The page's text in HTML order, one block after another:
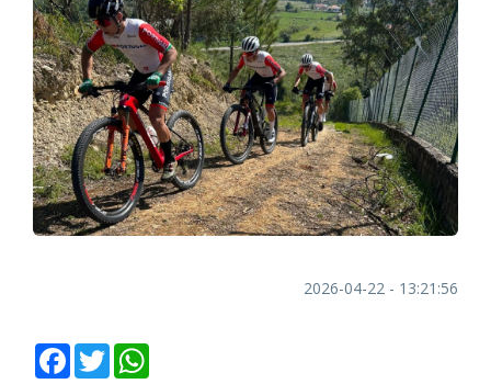
2026-04-22 - 13:21:56
Facebook
Twitter